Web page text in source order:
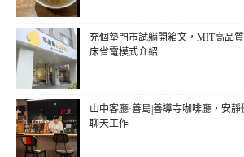
充個墊門市試躺開箱文，MIT高品
床省電模式介紹
山中客廳·善島|善導寺咖啡廳，安
聊天工作